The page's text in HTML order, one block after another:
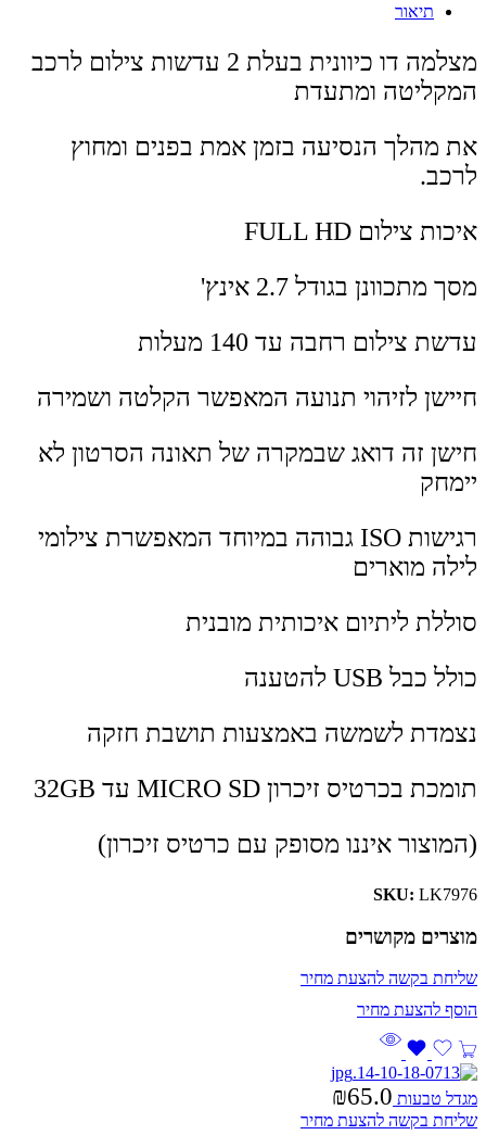
תיאור
מצלמה דו כיוונית בעלת 2 עדשות צילום לרכב
המקליטה ומתעדת
את מהלך הנסיעה בזמן אמת בפנים ומחוץ
לרכב.
איכות צילום FULL HD
מסך מתכוונן בגודל 2.7 אינץ'
עדשת צילום רחבה עד 140 מעלות
חיישן לזיהוי תנועה המאפשר הקלטה ושמירה
חישן זה דואג שבמקרה של תאונה הסרטון לא
יימחק
רגישות ISO גבוהה במיוחד המאפשרת צילומי
לילה מוארים
סוללת ליתיום איכותית מובנית
כולל כבל USB להטענה
נצמדת לשמשה באמצעות תושבת חזקה
תומכת בכרטיס זיכרון MICRO SD עד 32GB
(המוצור איננו מסופק עם כרטיס זיכרון)
SKU: LK7976
מוצרים מקושרים
שליחת בקשה להצעת מחיר
מגדל טבעות ₪65.0
שליחת בקשה להצעת מחיר